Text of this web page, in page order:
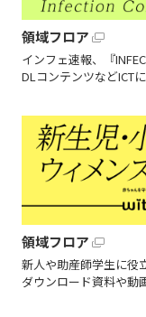
領域フロア
インフェ速報、『
DLコンテンツなどICT
領域フロア
新人や助産師学生に役
ダウンロード資料や動